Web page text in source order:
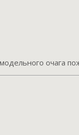
очага